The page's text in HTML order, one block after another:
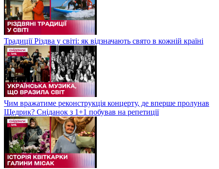
Традиції Різдва у світі: як відзначають свято в кожній країні
Чим вражатиме реконструкція концерту, де вперше пролунав
Щедрик? Сніданок з 1+1 побував на репетиції